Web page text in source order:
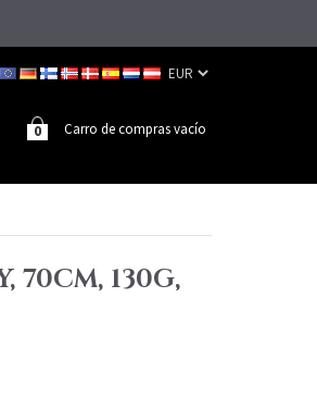
Carro de compras vacío
0
70CM, 130G,